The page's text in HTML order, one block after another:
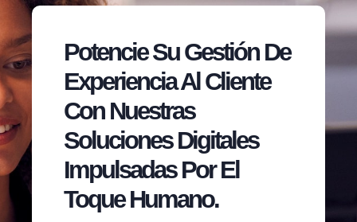
Potencie Su Gestión De
Experiencia Al Cliente
Con Nuestras
Soluciones Digitales
Impulsadas Por El
Toque Humano.